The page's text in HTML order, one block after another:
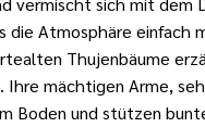
die Atmosphäre einfach
Thujenbäume
Ihre mächtigen Arme,
Boden und stützen